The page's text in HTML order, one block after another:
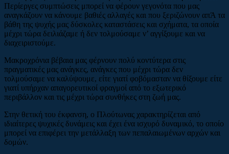
Περίεργες συμπτώσεις μπορεί να φέρουν γεγονότα που μας
αναγκάζουν να κάνουμε βαθιές αλλαγές και που ξεριζώνουν απΆ τα
βάθη της ψυχής μας δύσκολες καταστάσεις και σχήματα, τα οποία
μέχρι τώρα δειλιάζαμε ή δεν τολμούσαμε ν’ αγγίξουμε και να
διαχειριστούμε.
Μακροχρόνια βέβαια μας φέρνουν πολύ κοντύτερα στις
πραγματικές μας ανάγκες, ανάγκες που μέχρι τώρα δεν
τολμούσαμε να καλύψουμε, είτε γιατί φοβόμασταν να θίξουμε είτε
γιατί υπήρχαν απαγορευτικοί φραγμοί από το εξωτερικό
περιβάλλον και τις μέχρι τώρα συνθήκες στη ζωή μας.
Στην θετική του έκφανση, ο Πλούτωνας χαρακτηρίζεται από
ιδιαίτερες ψυχικές δυνάμεις και έχει ένα ισχυρό δυναμικό, το οποίο
μπορεί να επιφέρει την μετάλλαξη των πεπαλαιωμένων αρχών και
δομών.